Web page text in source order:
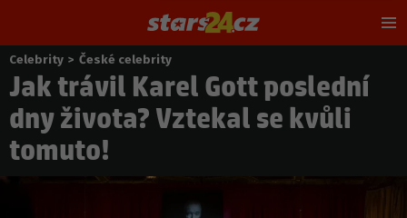
Nacházíte
se
zde:
Celebrity > České celebrity
Jak trávil Karel Gott poslední
dny života? Vztekal se kvůli
tomuto!